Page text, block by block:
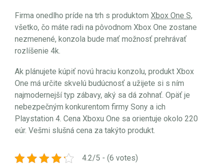
Firma onedlho príde na trh s produktom Xbox One S,
všetko, čo máte radi na pôvodnom Xbox One zostane
nezmenené, konzola bude mať možnosť prehrávať
rozlíšenie 4k.
Ak plánujete kúpiť novú hraciu konzolu, produkt Xbox
One má určite skvelú budúcnosť a užijete si s ním
najmodernejší typ zábavy, aký sa dá zohnať. Opäť je
nebezpečným konkurentom firmy Sony a ich
Playstation 4. Cena Xboxu One sa orientuje okolo 220
eúr. Vešmi slušná cena za takýto produkt.
4.2/5 - (6 votes)